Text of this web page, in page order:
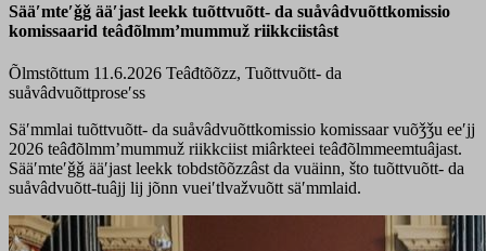
Sääʹmteʹǧǧ ääʹjast leekk tuõttvuõtt- da suåvâdvuõttkomissio
komissaarid teâđõlmmʼmummuž riikkciistâst
Õlmstõttum 11.6.2026 Teâđtõõzz, Tuõttvuõtt- da
suåvâdvuõttproseʹss
Säʹmmlai tuõttvuõtt- da suåvâdvuõttkomissio komissaar vuõǯǯu eeʹjj
2026 teâđõlmmʼmummuž riikkciist miârkteei teâđõlmmeemtuâjast.
Sääʹmteʹǧǧ ääʹjast leekk tobdstõõzzâst da vuäinn, što tuõttvuõtt- da
suåvâdvuõtt-tuâjj lij jõnn vueiʹtlvažvuõtt säʹmmlaid.